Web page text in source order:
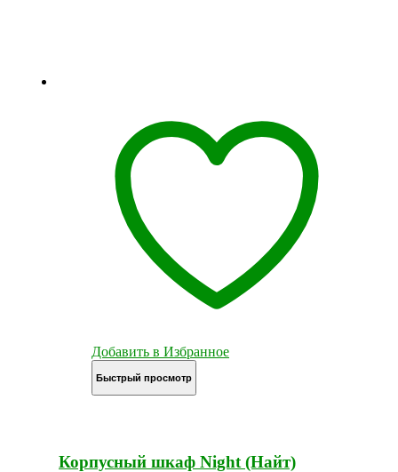
Добавить в Избранное
Быстрый просмотр
Корпусный шкаф Night (Найт)